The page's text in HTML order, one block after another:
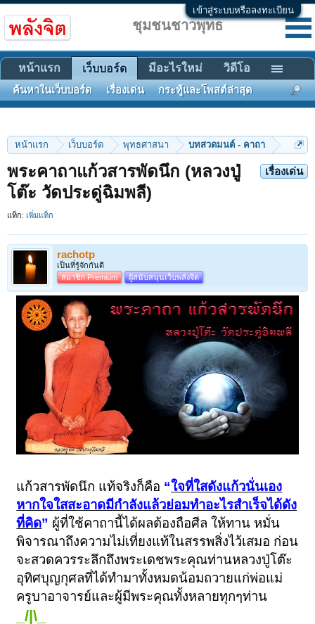
เข้าสู่ระบบหรือลงทะเบียน
หน้าแรก เว็บบอร์ด พุทธศาสนา บทสวดมนต์ - คาถา
เรื่องเด่น
พระคาถาแก้วสารพัดนึก (หลวงปู่
โต๊ะ วัดประดู่ฉิมพลี)
แท็ก: เพิ่มแท็ก
rachotp
เป็นที่รู้จักกันดี
สมาชิก Premium
ผู้สนับสนุนเว็บพลังจิต
แก้วสารพัดนึก แท้จริงก็คือ “ใจที่ใสดังแก้วนั่นเอง
หากใจใสสะอาดมีกำลังแล้วย่อมทำอะไรสำเร็จได้ดัง
ที่คิด” ผู้ที่ใช้คาถานี้ได้ผลต้องถือศีล ให้ทาน หมั่น
พิจารณาถึงความไม่เที่ยงแท้ในสรรพสิ่งไว้เสมอ ก่อน
จะสวดควรระลึกถึงพระเดชพระคุณท่านหลวงปู่โต๊ะ
อุทิศบุญกุศลที่ได้ทำมาทั้งหมดน้อมถวายแก่พ่อแม่
ครูบาอาจารย์และผู้มีพระคุณทั้งหลายทุกๆท่าน
_/|\_
ชุมชนชาวพุทธ
หน้าแรก เว็บบอร์ด
ค้นหาในเว็บบอร์ด เรื่องเด่น กระทู้และโพสต์ล่าสุด
มีอะไรใหม่ วิดีโอ